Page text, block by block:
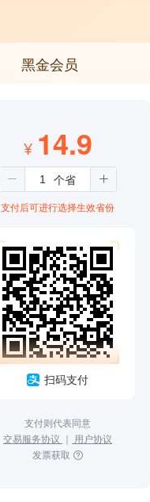
黑金会员
¥ 14.9
支付后可进行选择生效省份
扫码支付
支付则代表同意
交易服务协议 ｜ 用户协议
发票获取